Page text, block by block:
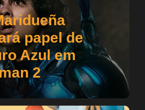
papel de
Azul em
2